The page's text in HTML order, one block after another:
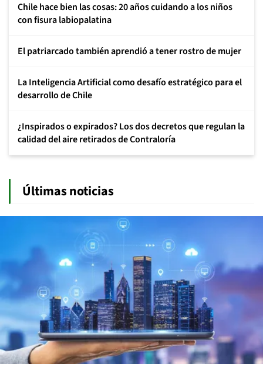
Chile hace bien las cosas: 20 años cuidando a los niños
con fisura labiopalatina
El patriarcado también aprendió a tener rostro de mujer
La Inteligencia Artificial como desafío estratégico para el
desarrollo de Chile
¿Inspirados o expirados? Los dos decretos que regulan la
calidad del aire retirados de Contraloría
Últimas noticias